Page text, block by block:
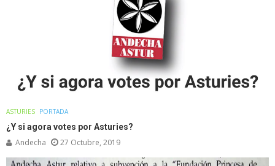
ASTURIES PORTADA
¿Y si agora votes por Asturies?
Andecha 27 Octubre, 2019